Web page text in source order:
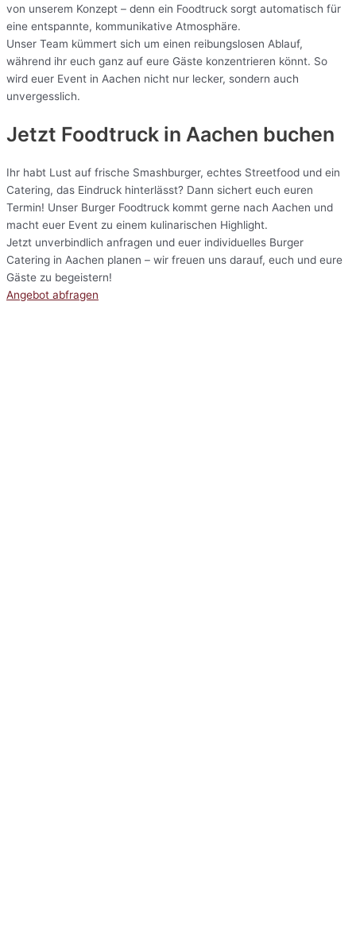
von unserem Konzept – denn ein Foodtruck sorgt automatisch für
eine entspannte, kommunikative Atmosphäre.
Unser Team kümmert sich um einen reibungslosen Ablauf,
während ihr euch ganz auf eure Gäste konzentrieren könnt. So
wird euer Event in Aachen nicht nur lecker, sondern auch
unvergesslich.
Jetzt Foodtruck in Aachen buchen
Ihr habt Lust auf frische Smashburger, echtes Streetfood und ein
Catering, das Eindruck hinterlässt? Dann sichert euch euren
Termin! Unser Burger Foodtruck kommt gerne nach Aachen und
macht euer Event zu einem kulinarischen Highlight.
Jetzt unverbindlich anfragen und euer individuelles Burger
Catering in Aachen planen – wir freuen uns darauf, euch und eure
Gäste zu begeistern!
Angebot abfragen